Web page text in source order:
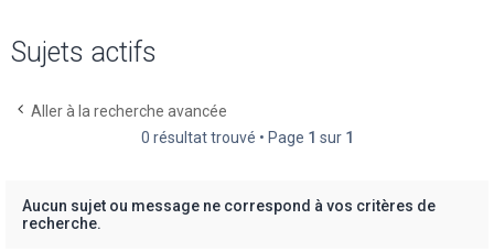
Sujets actifs
Aller à la recherche avancée
0 résultat trouvé • Page 1 sur 1
Aucun sujet ou message ne correspond à vos critères de
recherche.